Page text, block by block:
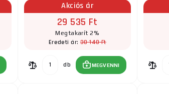
Akciós ár
29 535 Ft
Megtakarít 2%
Eredeti ár: 30 140 Ft
db MEGVENNI